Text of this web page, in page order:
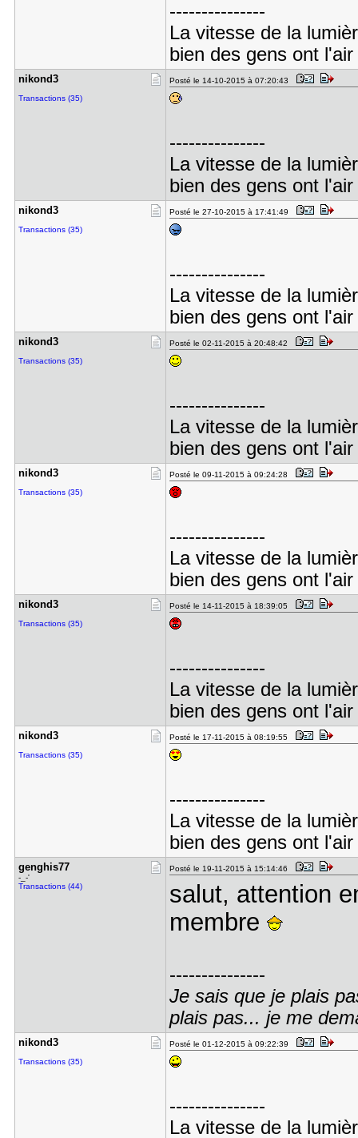
---------------
La vitesse de la
bien des gens ont
nikond3
Transactions (35)
Posté le 14-10-2015 à 07:20:43
---------------
La vitesse de la
bien des gens ont
nikond3
Transactions (35)
Posté le 27-10-2015 à 17:41:49
---------------
La vitesse de la
bien des gens ont
nikond3
Transactions (35)
Posté le 02-11-2015 à 20:48:42
---------------
La vitesse de la
bien des gens ont
nikond3
Transactions (35)
Posté le 09-11-2015 à 09:24:28
---------------
La vitesse de la
bien des gens ont
nikond3
Transactions (35)
Posté le 14-11-2015 à 18:39:05
---------------
La vitesse de la
bien des gens ont
nikond3
Transactions (35)
Posté le 17-11-2015 à 08:19:55
---------------
La vitesse de la
bien des gens ont
genghis77
-_-'
Transactions (44)
Posté le 19-11-2015 à 15:14:46
salut, attention
membre
---------------
Je sais que je plais
plais pas... je me
nikond3
Transactions (35)
Posté le 01-12-2015 à 09:22:39
---------------
La vitesse de la